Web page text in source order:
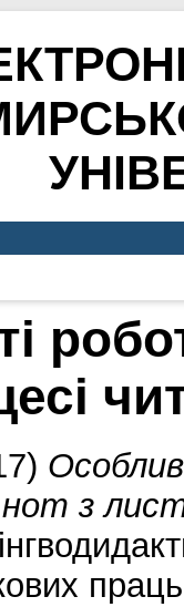
нот з